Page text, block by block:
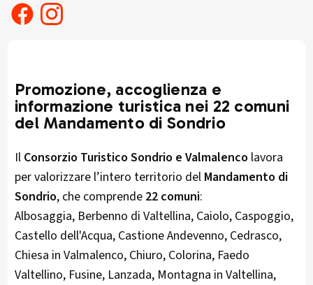
Promozione, accoglienza e
informazione turistica nei 22 comuni
del Mandamento di Sondrio
Il Consorzio Turistico Sondrio e Valmalenco lavora
per valorizzare l’intero territorio del Mandamento di
Sondrio, che comprende 22 comuni:
Albosaggia, Berbenno di Valtellina, Caiolo, Caspoggio,
Castello dell'Acqua, Castione Andevenno, Cedrasco,
Chiesa in Valmalenco, Chiuro, Colorina, Faedo
Valtellino, Fusine, Lanzada, Montagna in Valtellina,